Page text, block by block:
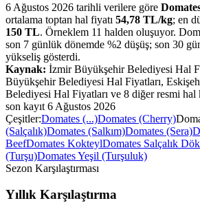
6 Ağustos 2026 tarihli verilere göre
ortalama toptan hal fiyatı 54,78 TL/kg; en
150 TL. Örneklem 11 halden oluşuyor.
son 7 günlük dönemde %2 düşüş; son 30
yükseliş gösterdi.
Kaynak: İzmir Büyükşehir Belediyesi Hal
Büyükşehir Belediyesi Hal Fiyatları,
Belediyesi Hal Fiyatları ve 8 diğer resmi hal
son kayıt 6 Ağustos 2026
Çeşitler:Domates (...)Domates (Cherry)
(Salçalık)Domates (Salkım)Domates (Sera)
BeefDomates KokteylDomates Salçalık
(Turşu)Domates Yeşil (Turşuluk)
Sezon Karşılaştırması
Yıllık Karşılaştırma